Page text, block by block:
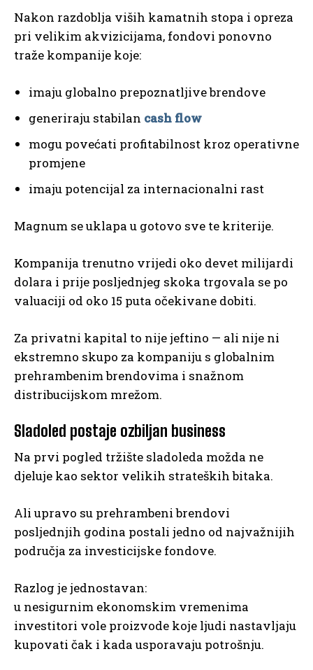
Nakon razdoblja viših kamatnih stopa i opreza
pri velikim akvizicijama, fondovi ponovno
traže kompanije koje:
imaju globalno prepoznatljive brendove
generiraju stabilan cash flow
mogu povećati profitabilnost kroz operativne
promjene
imaju potencijal za internacionalni rast
Magnum se uklapa u gotovo sve te kriterije.
Kompanija trenutno vrijedi oko devet milijardi
dolara i prije posljednjeg skoka trgovala se po
valuaciji od oko 15 puta očekivane dobiti.
Za privatni kapital to nije jeftino — ali nije ni
ekstremno skupo za kompaniju s globalnim
prehrambenim brendovima i snažnom
distribucijskom mrežom.
Sladoled postaje ozbiljan business
Na prvi pogled tržište sladoleda možda ne
djeluje kao sektor velikih strateških bitaka.
Ali upravo su prehrambeni brendovi
posljednjih godina postali jedno od najvažnijih
područja za investicijske fondove.
Razlog je jednostavan:
u nesigurnim ekonomskim vremenima
investitori vole proizvode koje ljudi nastavljaju
kupovati čak i kada usporavaju potrošnju.